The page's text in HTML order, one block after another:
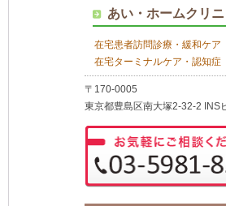
あい・ホームクリ
在宅患者訪問診療・緩和ケア
在宅ターミナルケア・認知症
〒170-0005
東京都豊島区南大塚2-32-2 INS